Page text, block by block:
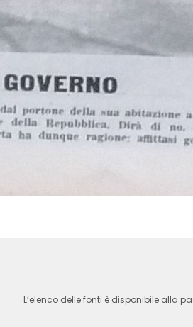
L’elenco delle fonti è disponibile alla